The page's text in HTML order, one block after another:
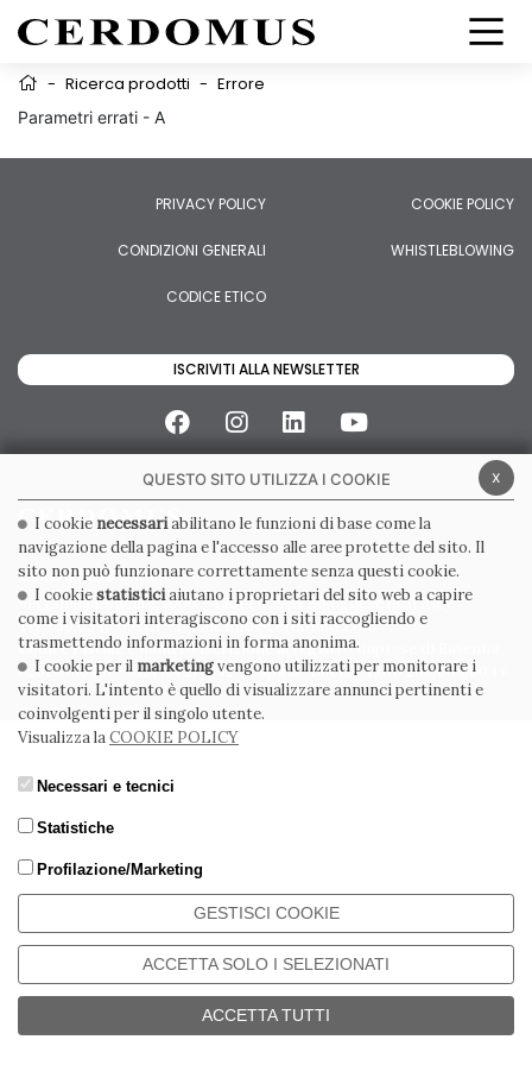
- Ricerca prodotti - Errore
Parametri errati - A
CERDOMUS S.R.L.
Via Emilia Ponente, 1000 - 48014 Castel Bolognese (RA) Italy
Tel. +39.0546.652111 - Email: info@cerdomus.com
Codice Fiscale e numero iscrizione al registro imprese di Ravenna
02620780391 - REA RA 217992 - Capitale Sociale Euro 20.000.000 i.v.
PRIVACY POLICY COOKIE POLICY
CONDIZIONI GENERALI WHISTLEBLOWING
CODICE ETICO
ISCRIVITI ALLA NEWSLETTER
x
QUESTO SITO UTILIZZA I COOKIE
I cookie necessariabilitano le funzioni di base come la
navigazione della pagina e l'accesso alle aree protette del sito. Il
sito non può funzionare correttamente senza questi cookie.
I cookiestatisticiaiutano i proprietari del sito web a capire
come i visitatori interagiscono con i siti raccogliendo e
trasmettendo informazioni in forma anonima.
I cookie per il marketingvengono utilizzati per monitorare i
visitatori. L'intento è quello di visualizzare annunci pertinenti e
coinvolgenti per il singolo utente.
Visualizza laCOOKIE POLICY
Necessari e tecnici
Statistiche
Profilazione/Marketing
GESTISCI COOKIE
ACCETTA SOLO I SELEZIONATI
ACCETTA TUTTI